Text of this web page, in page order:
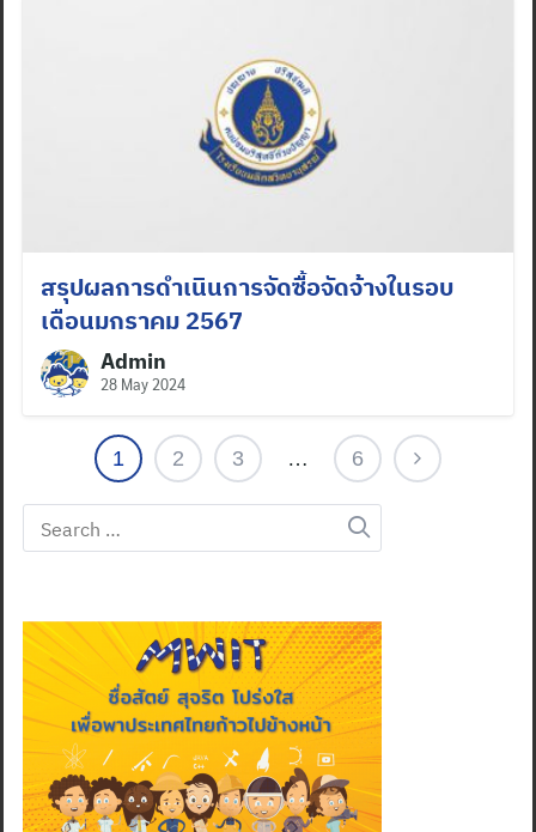
สรุปผลการดำเนินการจัดซื้อจัดจ้างในรอบ
เดือนมกราคม 2567
Admin
28 May 2024
1 2 3 … 6
Search
for: